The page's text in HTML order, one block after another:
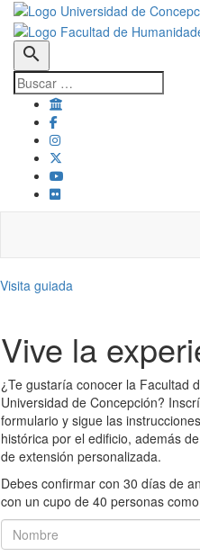
search
Visita guiada
Vive la
¿Te gustaría conocer la Facultad
Universidad de Concepción?
formulario y sigue las
histórica por el edificio, además
de extensión personalizada.
Debes confirmar con 30 días de
con un cupo de 40 personas
Nombre